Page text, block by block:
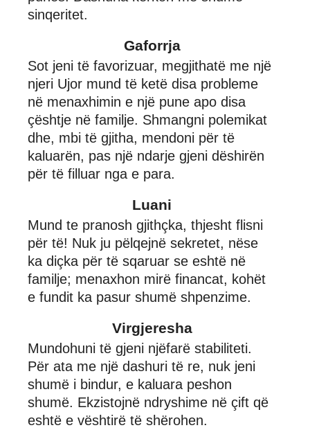
sinqeritet.
Gaforrja
Sot jeni të favorizuar, megjithatë me një
njeri Ujor mund të ketë disa probleme
në menaxhimin e një pune apo disa
çështje në familje. Shmangni polemikat
dhe, mbi të gjitha, mendoni për të
kaluarën, pas një ndarje gjeni dëshirën
për të filluar nga e para.
Luani
Mund te pranosh gjithçka, thjesht flisni
për të! Nuk ju pëlqejnë sekretet, nëse
ka diçka për të sqaruar se eshtë në
familje; menaxhon mirë financat, kohët
e fundit ka pasur shumë shpenzime.
Virgjeresha
Mundohuni të gjeni njëfarë stabiliteti.
Për ata me një dashuri të re, nuk jeni
shumë i bindur, e kaluara peshon
shumë. Ekzistojnë ndryshime në çift që
eshtë e vështirë të shërohen.